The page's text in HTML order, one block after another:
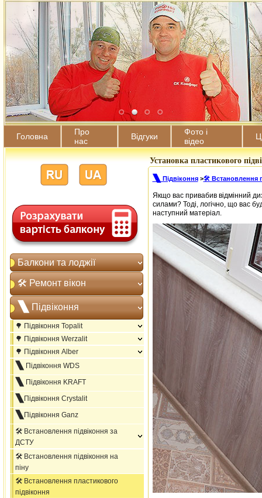
Головна
Про
нас
Відгуки
Фото і
відео
Балкони та лоджії
🛠️ Ремонт вікон
🙽 Підвіконня
🌳 Підвіконня Topalit
🌳 Підвіконня Werzalit
🌳 Підвіконня Alber
🙽 Підвіконня WDS
🙽 Підвіконня KRAFT
🙽Підвіконня Crystalit
🙽Підвіконня Ganz
🛠️ Встановлення підвіконня за
ДСТУ
🛠️ Встановлення підвіконня на
піну
🛠️ Встановлення пластикового
підвіконня
Установка пластикового
🙽 Підвіконня>🛠️ Встановлення
Якщо вас привабив відмінний
силами? Тоді, логічно, що вас
наступний матеріал.